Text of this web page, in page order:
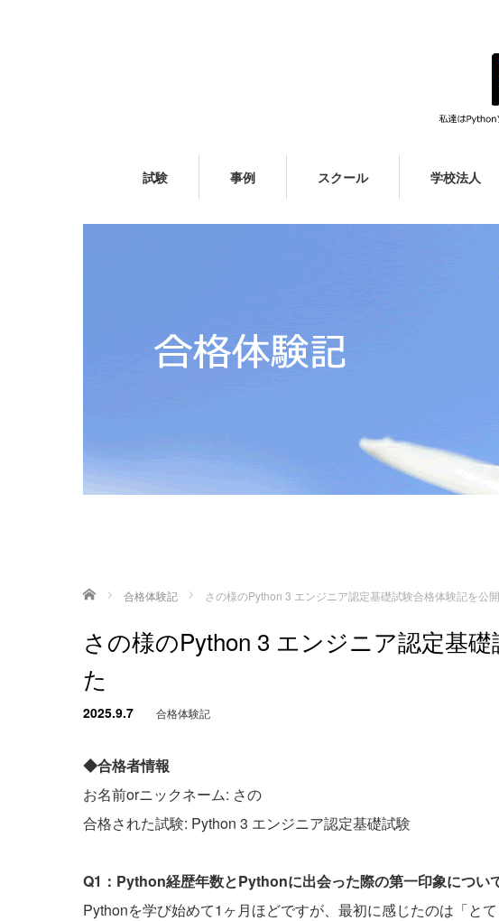
試験 事例 スクール 学校法人
ホーム 合格体験記 さの様のPython 3 エンジニア認定基礎試験合格体験記を公
さの様のPython 3 エンジニア認定基
た
2025.9.7 合格体験記
◆合格者情報
お名前orニックネーム: さの
合格された試験: Python 3 エンジニア認定基礎試験
Q1：Python経歴年数とPythonに出会った際の第一印象につい
Pythonを学び始めて1ヶ月ほどですが、最初に感じたのは「と